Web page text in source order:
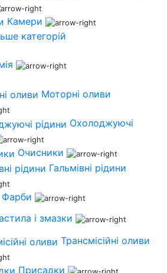
Камери
категорій
Моторні оливи
Охолоджуючі
Очисники
Гальмівні рідини
Фарби
і змазки
Трансмісійні оливи
Присадки